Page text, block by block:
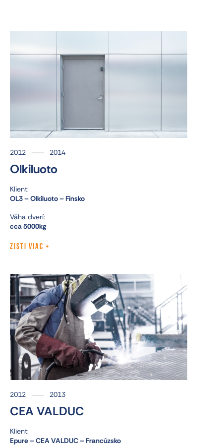
2012 2014
Olkiluoto
Klient:
OL3 – Olkiluoto – Fínsko
Váha dverí:
cca 5000kg
ZISTI VIAC
2012 2013
CEA VALDUC
Klient:
Epure – CEA VALDUC – Francúzsko